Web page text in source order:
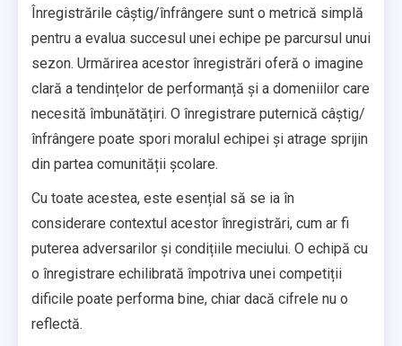
Înregistrările câștig/înfrângere sunt o metrică simplă
pentru a evalua succesul unei echipe pe parcursul unui
sezon. Urmărirea acestor înregistrări oferă o imagine
clară a tendințelor de performanță și a domeniilor care
necesită îmbunătățiri. O înregistrare puternică câștig/
înfrângere poate spori moralul echipei și atrage sprijin
din partea comunității școlare.
Cu toate acestea, este esențial să se ia în
considerare contextul acestor înregistrări, cum ar fi
puterea adversarilor și condițiile meciului. O echipă cu
o înregistrare echilibrată împotriva unei competiții
dificile poate performa bine, chiar dacă cifrele nu o
reflectă.